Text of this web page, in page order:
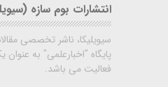
انتشارات بوم سازه
سیویلیکا، ناشر تخصصی
پایگاه "اخبارعلمی" به
فعالیت می باشد.